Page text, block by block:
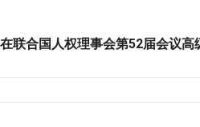
联合国人权理事会第52届会议高